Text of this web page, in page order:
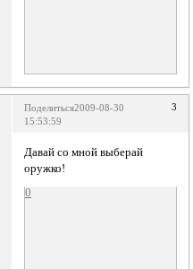
Поделиться 3
2009-08-30
15:53:59
Давай со мной выберай
оружко!
0